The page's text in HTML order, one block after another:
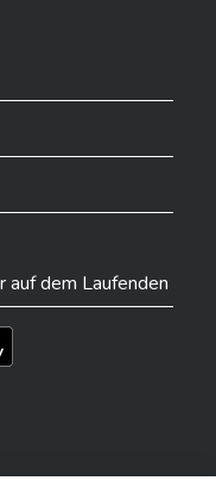
auf dem Laufenden
sur Play Store